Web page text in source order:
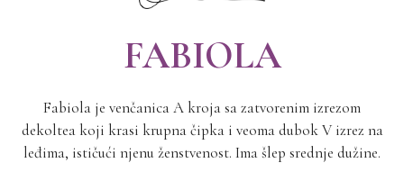
FABIOLA
Fabiola je venčanica A kroja sa zatvorenim izrezom
dekoltea koji krasi krupna čipka i veoma dubok V izrez na
leđima, ističući njenu ženstvenost. Ima šlep srednje dužine.